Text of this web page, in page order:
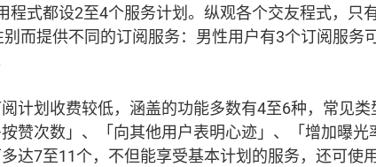
程式都设2至4个服务计划。纵观各个交友程式，只
别而提供不同的订阅服务：男性用户有3个订阅服务
计划收费较低，涵盖的功能多数有4至6种，常见
按赞次数」、「向其他用户表明心迹」、「增加曝
达7至11个，不但能享受基本计划的服务，还可使